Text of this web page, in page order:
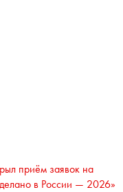
приём заявок на
в России — 2026»